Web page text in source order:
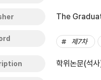
The
제7차
학위논문(석